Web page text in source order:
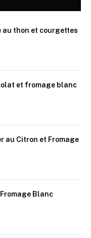
au thon et courgettes
et fromage blanc
au Citron et Fromage
Blanc